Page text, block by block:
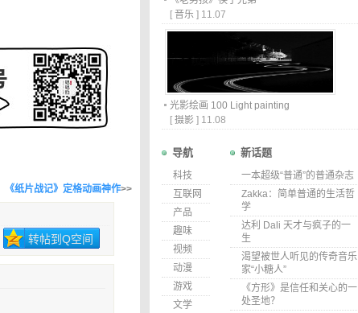
《纸片战记》定格动画神作>>
转帖到Q空间
[ 音乐 ] 11.07
光影绘画 100 Light painting
[ 摄影 ] 11.08
导航
科技
互联网
产品
趣味
视频
动漫
游戏
文学
新话题
一本超级“普通”的普通杂志
Zakka：简单普通的生活哲
学
达利 Dali 天才与疯子的一
生
渴望被世人听见的传奇音乐
家“小糖人”
《方形》是信任和关心的一
处圣地？